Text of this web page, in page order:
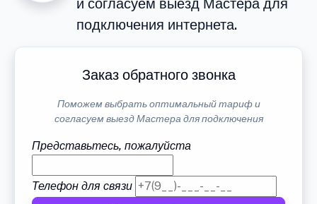
и согласуем выезд Мастера для
подключения интернета.
Заказ обратного звонка
Поможем выбрать оптимальный тариф и
согласуем выезд Мастера для подключения
Представьтесь, пожалуйста
Телефон для связи